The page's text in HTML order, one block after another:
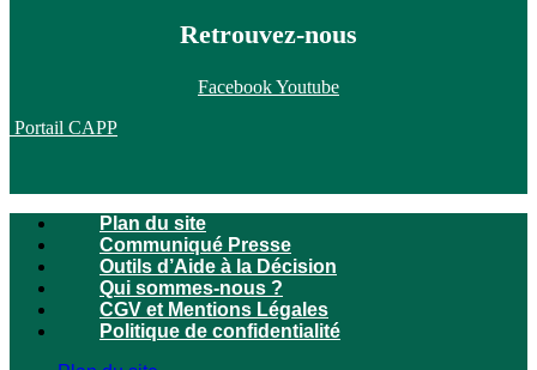
Retrouvez-nous
FacebookYoutube
Portail CAPP
Plan du site
Communiqué Presse
Outils d’Aide à la Décision
Qui sommes-nous ?
CGV et Mentions Légales
Politique de confidentialité